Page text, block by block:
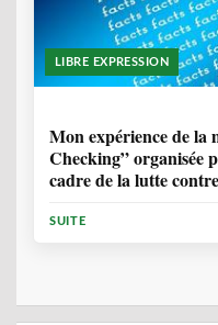
LIBRE EXPRESSION
Mon expérience de la
Checking” organisée
cadre de la lutte
SUITE